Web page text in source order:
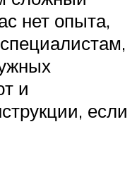
нет опыта,
и
если